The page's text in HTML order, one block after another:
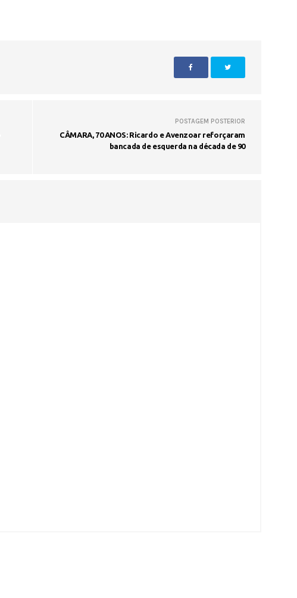
POSTAGEM POSTERIOR
CÂMARA, 70 ANOS: Ricardo e Avenzoar reforçaram
bancada de esquerda na década de 90
cobranças indevidas: saiba quais são
os seus direitos